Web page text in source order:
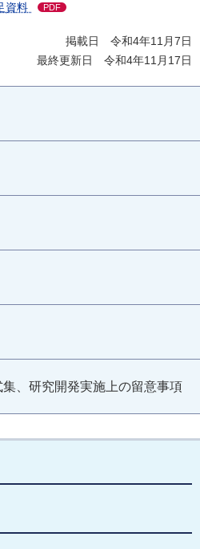
資料
PDF
掲載日 令和4年11月7日
最終更新日 令和4年11月17日
、研究開発実施上の留意事項